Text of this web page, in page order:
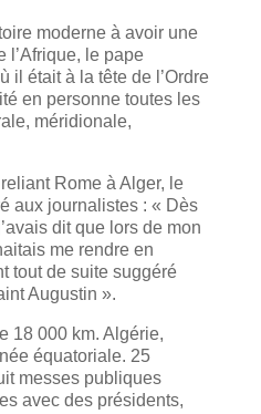
moderne à avoir une
l’Afrique, le pape
il était à la tête de l’Ordre
en personne toutes les
méridionale,
Rome à Alger, le
aux journalistes : « Dès
dit que lors de mon
me rendre en
tout de suite suggéré
Augustin ».
18 000 km. Algérie,
équatoriale. 25
messes publiques
avec des présidents,